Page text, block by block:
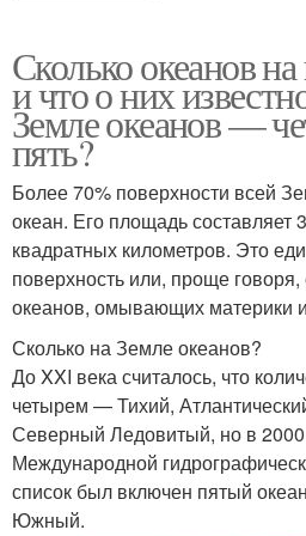
Сколько океанов
и что о них
Земле океанов —
пять?
Более 70% поверхности всей
океан. Его площадь составляет
квадратных километров. Это
поверхность или, проще говоря,
океанов, омывающих материки
Сколько на Земле океанов?
До XXI века считалось, что
четырем — Тихий,
Северный Ледовитый, но в
Международной
список был включен пятый
Южный.